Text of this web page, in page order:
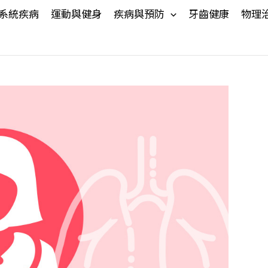
統疾病 運動與健身 疾病與預防 牙齒健康 物理